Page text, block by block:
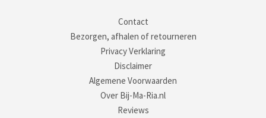
Contact
Bezorgen, afhalen of retourneren
Privacy Verklaring
Disclaimer
Algemene Voorwaarden
Over Bij-Ma-Ria.nl
Reviews